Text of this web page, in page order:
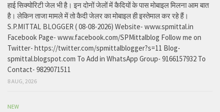
हाई सिक्योरिटी जेल भी है। इन दोनों जेलों में कैदियों के पास मोबाइल मिलना आम बात
है। लेकिन ताजा मामले में तो कैदी जेलर का मोबाइल ही इस्तेमाल कर रहे हैं।
S.P.MITTAL BLOGGER ( 08-08-2026) Website- www.spmittal.in
Facebook Page- www.facebook.com/SPMittalblog Follow me on
Twitter- https://twitter.com/spmittalblogger?s=11 Blog-
spmittal.blogspot.com To Add in WhatsApp Group- 9166157932 To
Contact- 9829071511
8 AUG, 2026
NEW